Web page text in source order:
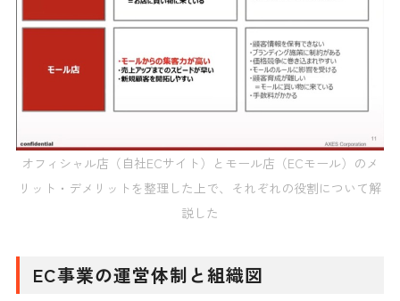
オフィシャル店（自社ECサイト）とモール店（ECモール）のメ
リット・デメリットを整理した上で、それぞれの役割について解
説した
EC事業の運営体制と組織図